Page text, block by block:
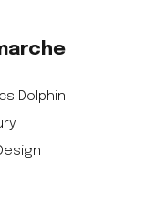
Dolphin